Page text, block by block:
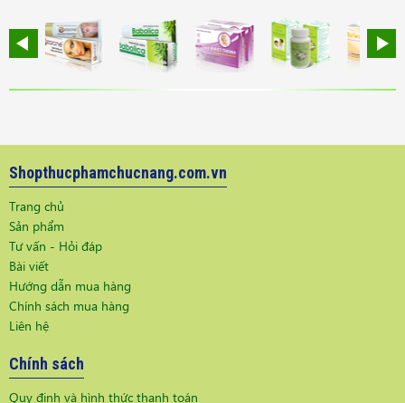
Shopthucphamchucnang.com.vn
Trang chủ
Sản phẩm
Tư vấn - Hỏi đáp
Bài viết
Hướng dẫn mua hàng
Chính sách mua hàng
Liên hệ
Chính sách
Quy định và hình thức thanh toán